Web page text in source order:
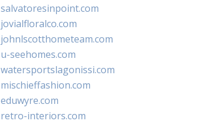
salvatoresinpoint.com
jovialfloralco.com
johnlscotthometeam.com
u-seehomes.com
watersportslagonissi.com
mischieffashion.com
eduwyre.com
retro-interiors.com